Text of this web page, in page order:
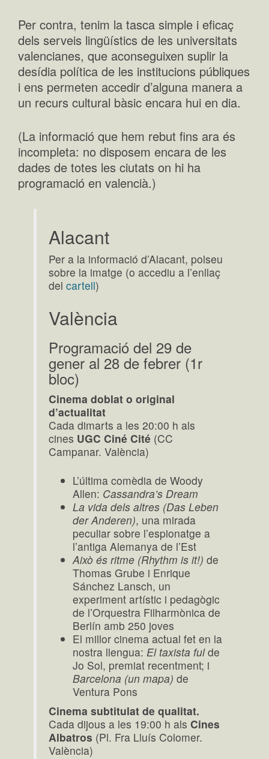
Per contra, tenim la tasca simple i eficaç
dels serveis lingüístics de les universitats
valencianes, que aconseguixen suplir la
desídia política de les institucions públiques
i ens permeten accedir d’alguna manera a
un recurs cultural bàsic encara hui en dia.
(La informació que hem rebut fins ara és
incompleta: no disposem encara de les
dades de totes les ciutats on hi ha
programació en valencià.)
Alacant
Per a la informació d’Alacant, polseu
sobre la imatge (o accediu a l’enllaç
delcartell)
València
Programació del 29 de
gener al 28 de febrer (1r
bloc)
Cinema doblat o original
d’actualitat
Cada dimarts a les 20:00 h als
cines UGC Ciné Cité (CC
Campanar. València)
L’última comèdia de Woody
Allen: Cassandra’s Dream
La vida dels altres (Das Leben
der Anderen), una mirada
peculiar sobre l’espionatge a
l’antiga Alemanya de l’Est
Això és ritme (Rhythm is it!) de
Thomas Grube i Enrique
Sánchez Lansch, un
experiment artístic i pedagògic
de l’Orquestra Filharmònica de
Berlín amb 250 joves
El millor cinema actual fet en la
nostra llengua:El taxista fulde
Jo Sol, premiat recentment; i
Barcelona (un mapa) de
Ventura Pons
Cinema subtitulat de qualitat.
Cada dijous a les 19:00 h alsCines
Albatros (Pl. Fra Lluís Colomer.
València)